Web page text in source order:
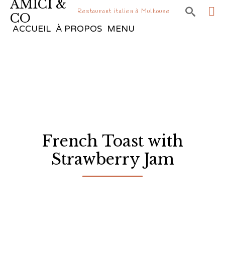
AMICI &
CO
Restaurant italien à Mulhouse 
ACCUEIL À PROPOS MENU
French Toast with
Strawberry Jam